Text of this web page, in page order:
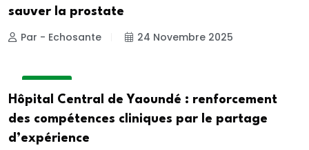
sauver la prostate
Par - Echosante 24 Novembre 2025
Hôpital Central de Yaoundé : renforcement
des compétences cliniques par le partage
d’expérience